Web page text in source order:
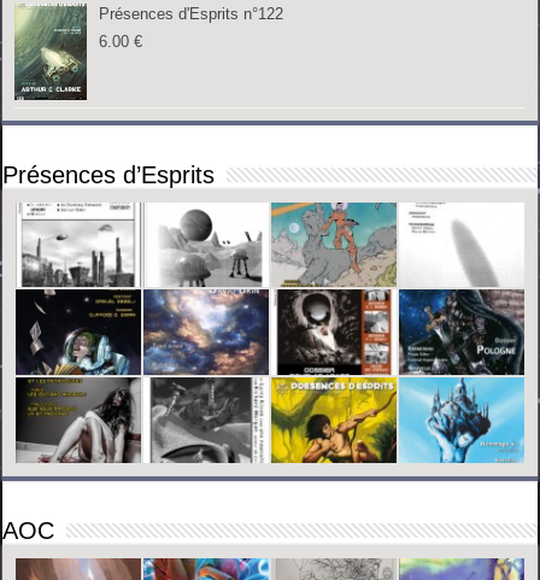
Présences d'Esprits n°122
6.00€
Présences d’Esprits
AOC